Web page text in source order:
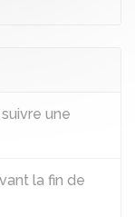
une
la fin de